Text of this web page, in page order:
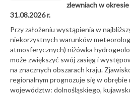
zlewniach w
31.08.2026 r.
Przy założeniu wystąpienia w
niekorzystnych warunków
atmosferycznych) niżówka
może zwiększyć swój zasięg i
na znacznych obszarach kraju.
regionalnym prognozuje się w obrębie
województw: dolnośląskiego,